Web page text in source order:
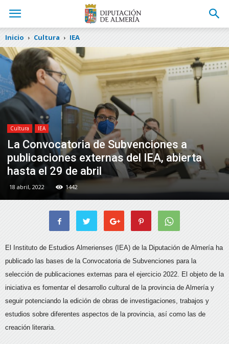
Inicio Cultura IEA
Cultura IEA
La Convocatoria de Subvenciones a
publicaciones externas del IEA, abierta
hasta el 29 de abril
18 abril, 2022 1442
El Instituto de Estudios Almerienses (IEA) de la Diputación de Almería ha
publicado las bases de la Convocatoria de Subvenciones para la
selección de publicaciones externas para el ejercicio 2022. El objeto de la
iniciativa es fomentar el desarrollo cultural de la provincia de Almería y
seguir potenciando la edición de obras de investigaciones, trabajos y
estudios sobre diferentes aspectos de la provincia, así como las de
creación literaria.